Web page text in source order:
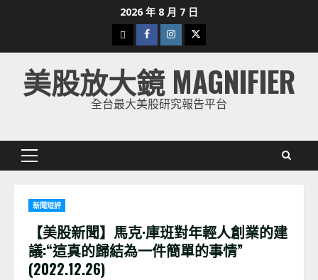
2026 年 8 月 7 日
下
載
美
股
Facebook
Instagram
Twitter
美股放大鏡 MAGNIFIER
全台最大美股研究報告平台
Primary
新聞短評
【美股新聞】馬克·庫班對年輕人創業的建
議:“這真的歸結為一件簡單的事情”
(2022.12.26)